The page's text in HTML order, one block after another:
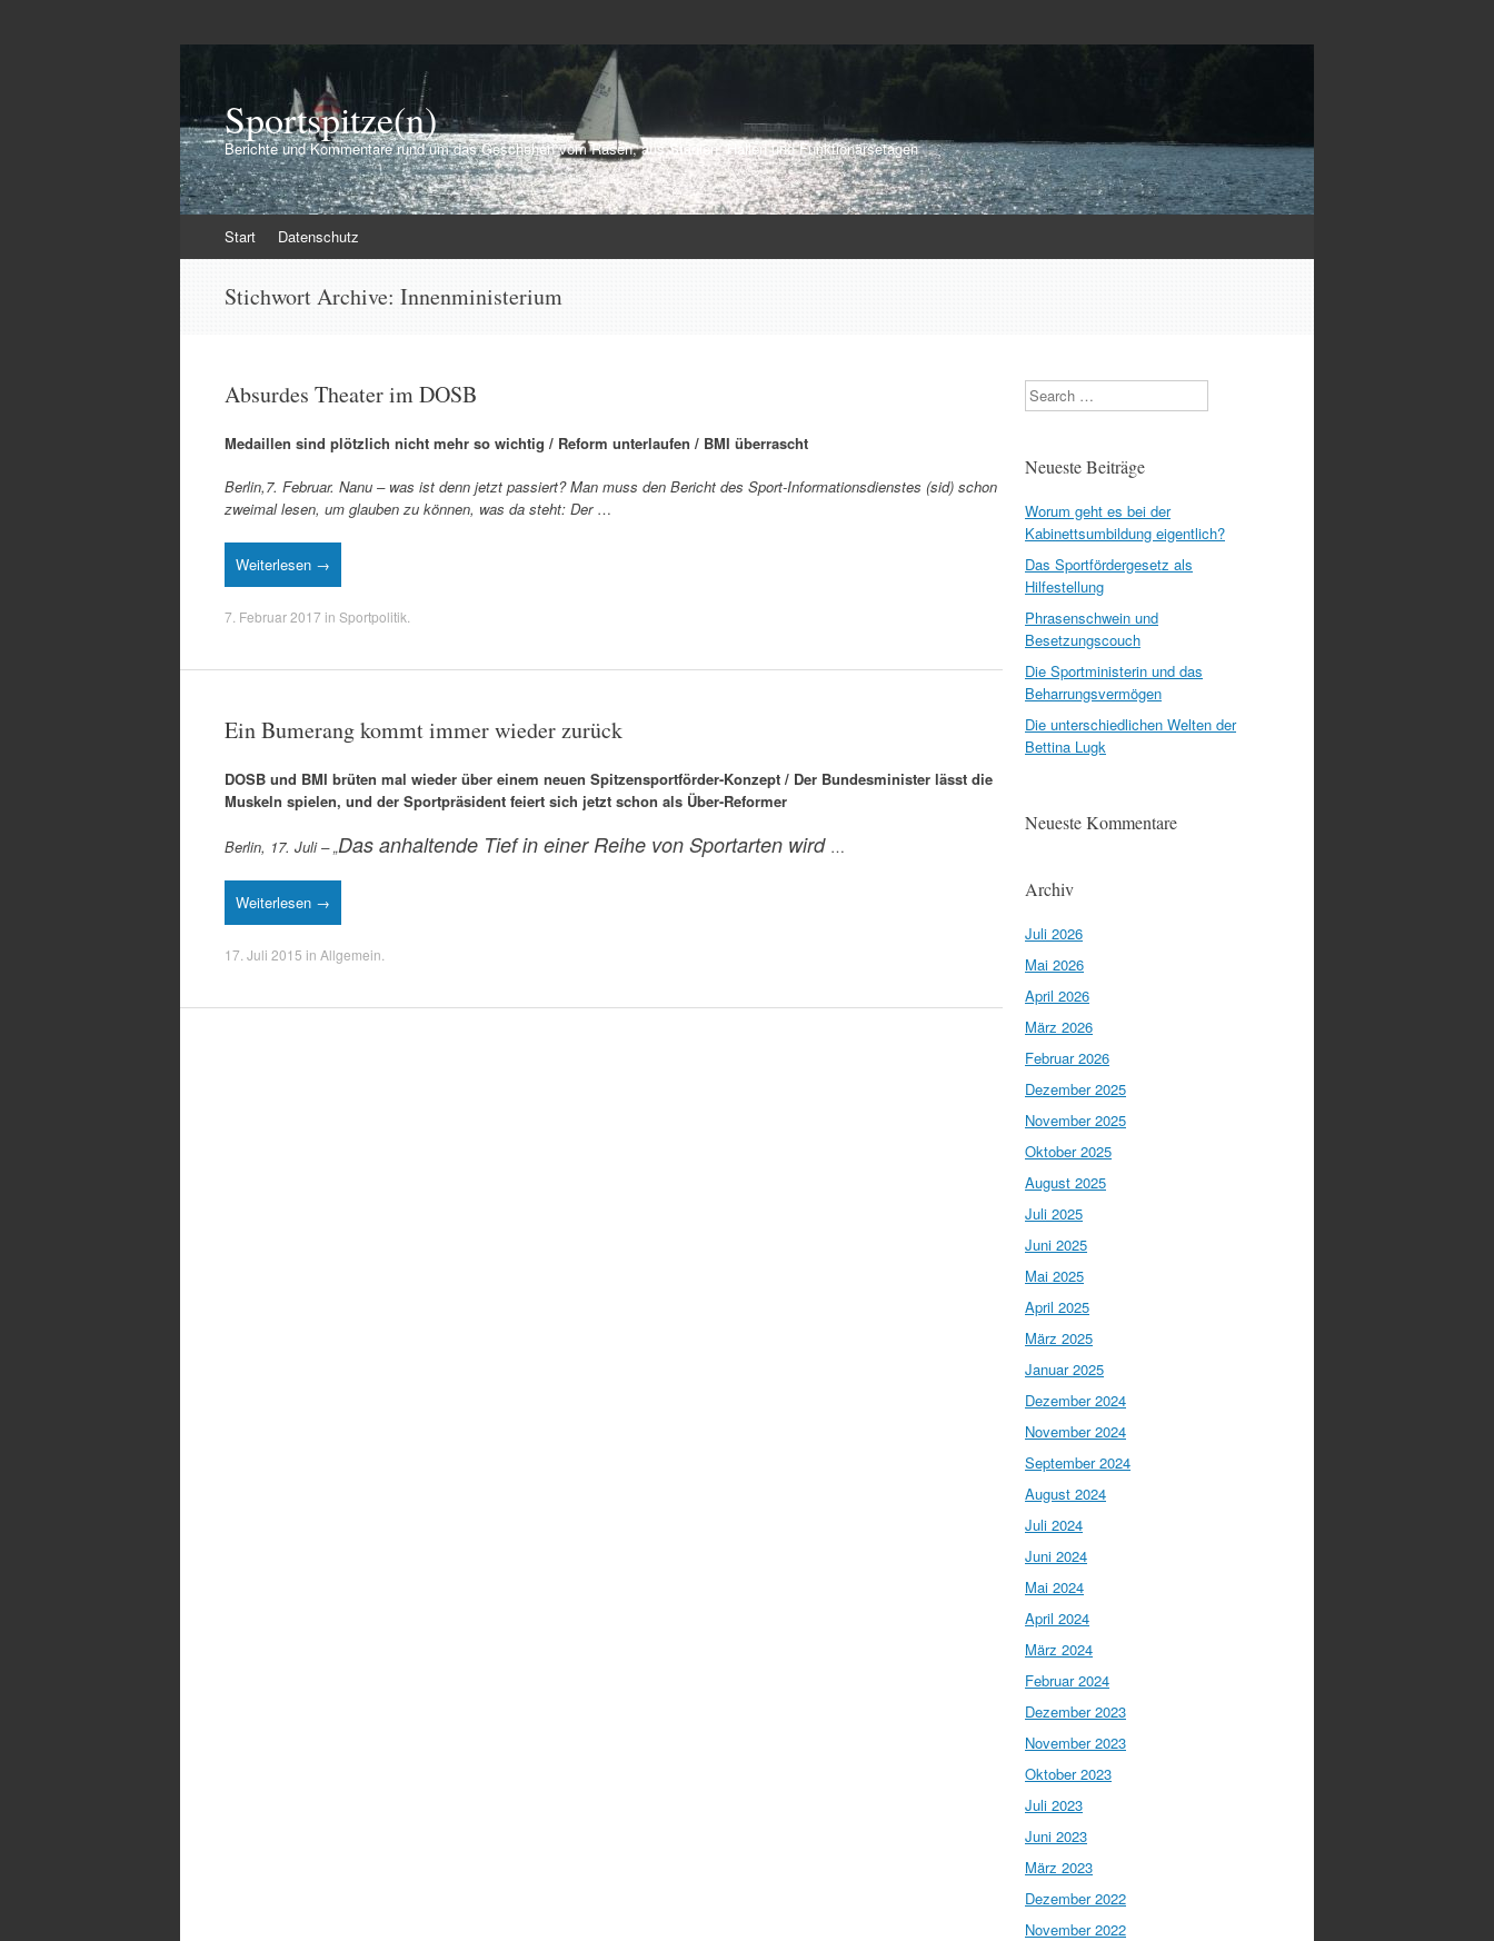
Sportspitze(n)
Berichte und Kommentare rund um das Geschehen vom Rasen, aus Stadien, Hallen und Funktionärsetagen
Inhalt
Start Datenschutz
Stichwort Archive: Innenministerium
Absurdes Theater im DOSB
Medaillen sind plötzlich nicht mehr so wichtig / Reform unterlaufen / BMI überrascht
Berlin,7. Februar. Nanu – was ist denn jetzt passiert? Man muss den Bericht des Sport-Informationsdienstes (sid) schon
zweimal lesen, um glauben zu können, was da steht: Der …
Weiterlesen →
7. Februar 2017 in Sportpolitik
Ein Bumerang kommt immer wieder zurück
DOSB und BMI brüten mal wieder über einem neuen Spitzensportförder-Konzept / Der Bundesminister lässt die
Muskeln spielen, und der Sportpräsident feiert sich jetzt schon als Über-Reformer
Berlin, 17. Juli – „Das anhaltende Tief in einer Reihe von Sportarten wird …
Weiterlesen →
17. Juli 2015 in Allgemein
Search
Neueste Beiträge
Worum geht es bei der
Kabinettsumbildung eigentlich?
Das Sportfördergesetz als
Hilfestellung
Phrasenschwein und
Besetzungscouch
Die Sportministerin und das
Beharrungsvermögen
Die unterschiedlichen Welten der
Bettina Lugk
Neueste Kommentare
Archiv
Juli 2026
Mai 2026
April 2026
März 2026
Februar 2026
Dezember 2025
November 2025
Oktober 2025
August 2025
Juli 2025
Juni 2025
Mai 2025
April 2025
März 2025
Januar 2025
Dezember 2024
November 2024
September 2024
August 2024
Juli 2024
Juni 2024
Mai 2024
April 2024
März 2024
Februar 2024
Dezember 2023
November 2023
Oktober 2023
Juli 2023
Juni 2023
März 2023
Dezember 2022
November 2022